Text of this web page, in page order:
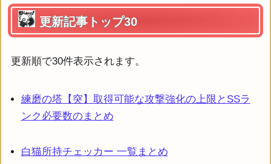
更新記事トップ30
更新順で30件表示されます。
練磨の塔【突】取得可能な攻撃強化の上限とSSラ
ンク必要数のまとめ
白猫所持チェッカー 一覧まとめ